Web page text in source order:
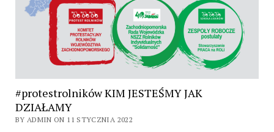
#protestrolników KIM JESTEŚMY JAK
DZIAŁAMY
BY ADMIN ON 11 STYCZNIA 2022